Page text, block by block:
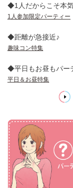
◆1人だからこそ本気
1人参加限定パーティー
◆距離が急接近♪
趣味コン特集
◆平日もお昼もパー
平日＆お昼特集